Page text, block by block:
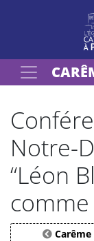
Votre recherche
Notre-
“Léon
Carême
Panneau de